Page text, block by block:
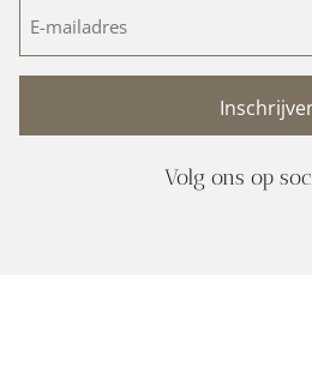
Behang
Zelf plamuur maken
Kleurenwaaiers